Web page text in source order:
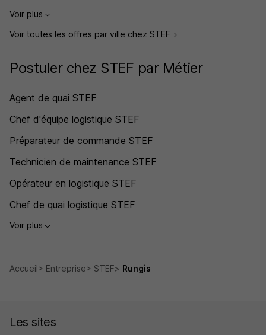
Voir plus
Voir toutes les offres par ville chez STEF
Postuler chez STEF par Métier
Agent de quai STEF
Chef d'équipe logistique STEF
Préparateur de commande STEF
Technicien de maintenance STEF
Opérateur en logistique STEF
Chef de quai logistique STEF
Voir plus
Accueil Entreprise STEF Rungis
Les sites